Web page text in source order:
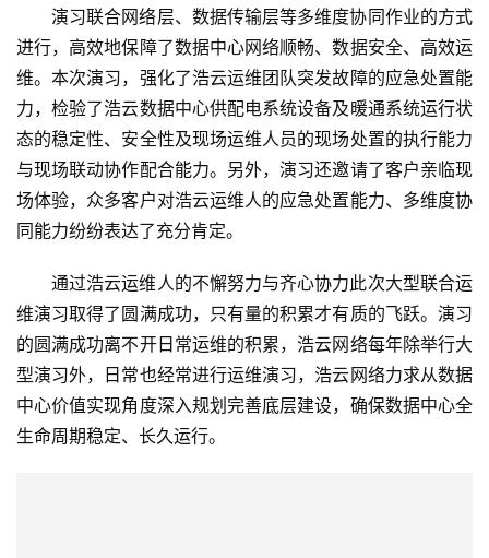
互
联
网
娱
乐
综
艺
产
家
具
母
演习联合网络层、数据传输层等多维度协同作业的方式
进行，高效地保障了数据中心网络顺畅、数据安全、高效运
维。本次演习，强化了浩云运维团队突发故障的应急处置能
力，检验了浩云数据中心供配电系统设备及暖通系统运行状
态的稳定性、安全性及现场运维人员的现场处置的执行能力
与现场联动协作配合能力。另外，演习还邀请了客户亲临现
场体验，众多客户对浩云运维人的应急处置能力、多维度协
同能力纷纷表达了充分肯定。
通过浩云运维人的不懈努力与齐心协力此次大型联合运
维演习取得了圆满成功，只有量的积累才有质的飞跃。演习
的圆满成功离不开日常运维的积累，浩云网络每年除举行大
型演习外，日常也经常进行运维演习，浩云网络力求从数据
中心价值实现角度深入规划完善底层建设，确保数据中心全
生命周期稳定、长久运行。